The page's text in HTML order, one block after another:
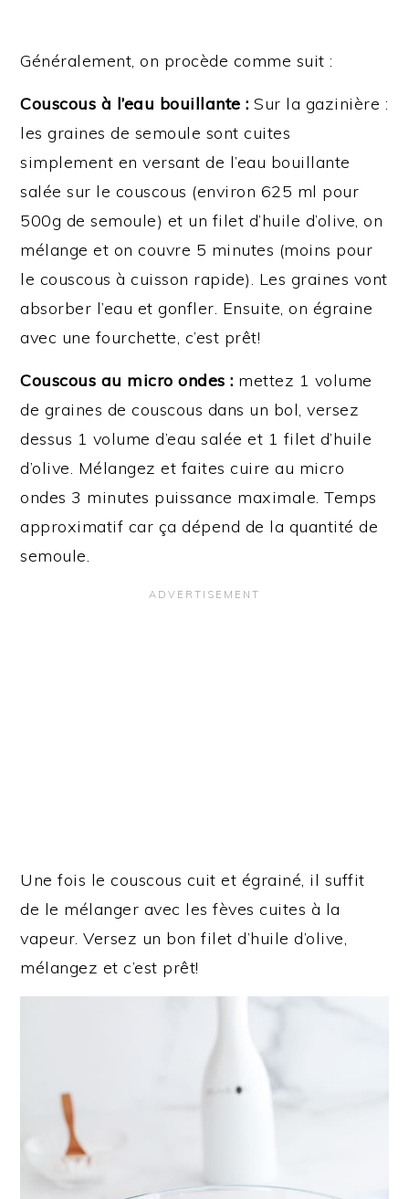
Généralement, on procède comme suit :
Couscous à l’eau bouillante : Sur la gazinière :
les graines de semoule sont cuites
simplement en versant de l’eau bouillante
salée sur le couscous (environ 625 ml pour
500g de semoule) et un filet d’huile d’olive, on
mélange et on couvre 5 minutes (moins pour
le couscous à cuisson rapide). Les graines vont
absorber l’eau et gonfler. Ensuite, on égraine
avec une fourchette, c’est prêt!
Couscous au micro ondes : mettez 1 volume
de graines de couscous dans un bol, versez
dessus 1 volume d’eau salée et 1 filet d’huile
d’olive. Mélangez et faites cuire au micro
ondes 3 minutes puissance maximale. Temps
approximatif car ça dépend de la quantité de
semoule.
Une fois le couscous cuit et égrainé, il suffit
de le mélanger avec les fèves cuites à la
vapeur. Versez un bon filet d’huile d’olive,
mélangez et c’est prêt!